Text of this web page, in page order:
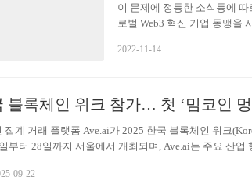
이 문제에 정통한 소식통에
로벌 Web3 혁신 기업 동맹을
전을 촉진하는 전후 재건 및
기 위한 적극적인 조치를 취
2022-11-14
블록체인 위크 참가… 첫 ‘밈코인
집계 거래 플랫폼 Ave.ai가 2025 한국 블록체인 위크
부터 28일까지 서울에서 개최되며, Ave.ai는 주요 산업
과 같다: ⚫️주제: Web3 Growth Summit시간: 9월 23일
09-22